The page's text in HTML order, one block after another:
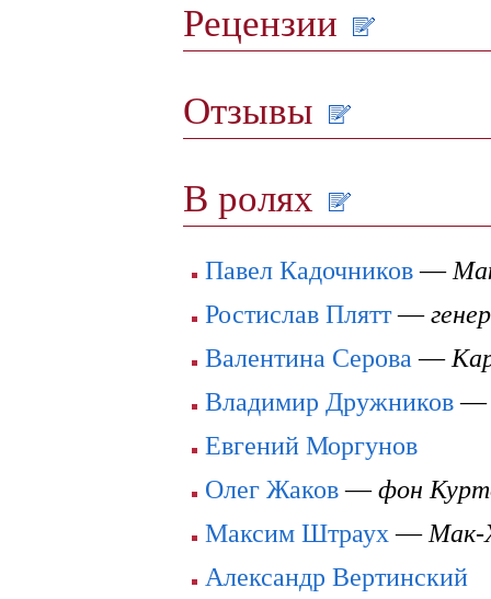
Рецензии
Отзывы
В ролях
Павел Кадочников—
Ростислав Плятт—
Валентина Серова —
Владимир Дружников
Евгений Моргунов
Олег Жаков—фон
Максим Штраух — Мак-
Александр Вертинский